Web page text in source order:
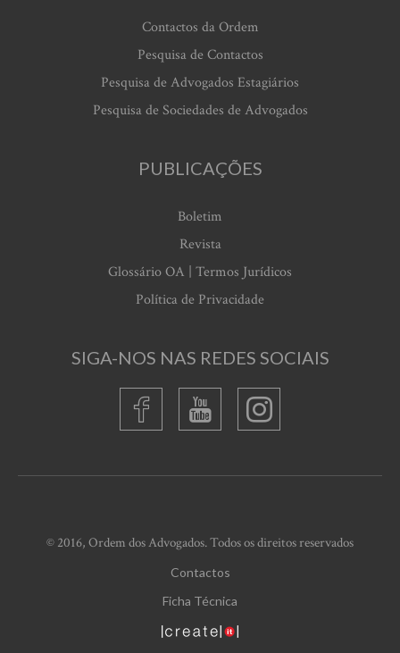
Contactos da Ordem
Pesquisa de Contactos
Pesquisa de Advogados Estagiários
Pesquisa de Sociedades de Advogados
PUBLICAÇÕES
Boletim
Revista
Glossário OA | Termos Jurídicos
Política de Privacidade
SIGA-NOS NAS REDES SOCIAIS
© 2016, Ordem dos Advogados. Todos os direitos reservados
Contactos
Ficha Técnica